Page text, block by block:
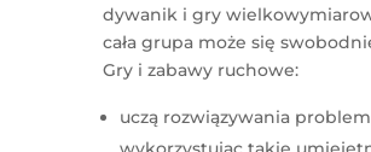
dywanik i gry
cała grupa może się
Gry i zabawy ruchowe:
uczą rozwiązywania